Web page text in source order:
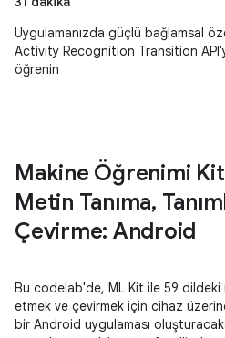
Uygulamanızda güçlü bağlamsal
Activity Recognition Transition API'yi
öğrenin
Makine Öğrenimi
Metin Tanıma,
Çevirme: Android
Bu codelab'de, ML Kit ile 59
etmek ve çevirmek için cihaz
bir Android uygulaması